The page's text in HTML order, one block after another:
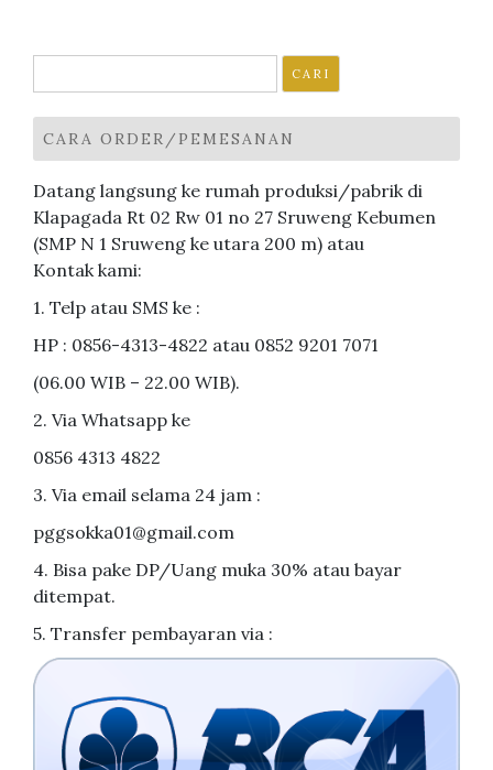
untuk:
CARA ORDER/PEMESANAN
Datang langsung ke rumah produksi/pabrik di
Klapagada Rt 02 Rw 01 no 27 Sruweng Kebumen
(SMP N 1 Sruweng ke utara 200 m) atau
Kontak kami:
1. Telp atau SMS ke :
HP : 0856-4313-4822 atau 0852 9201 7071
(06.00 WIB – 22.00 WIB).
2. Via Whatsapp ke
0856 4313 4822
3. Via email selama 24 jam :
pggsokka01@gmail.com
4. Bisa pake DP/Uang muka 30% atau bayar
ditempat.
5. Transfer pembayaran via :